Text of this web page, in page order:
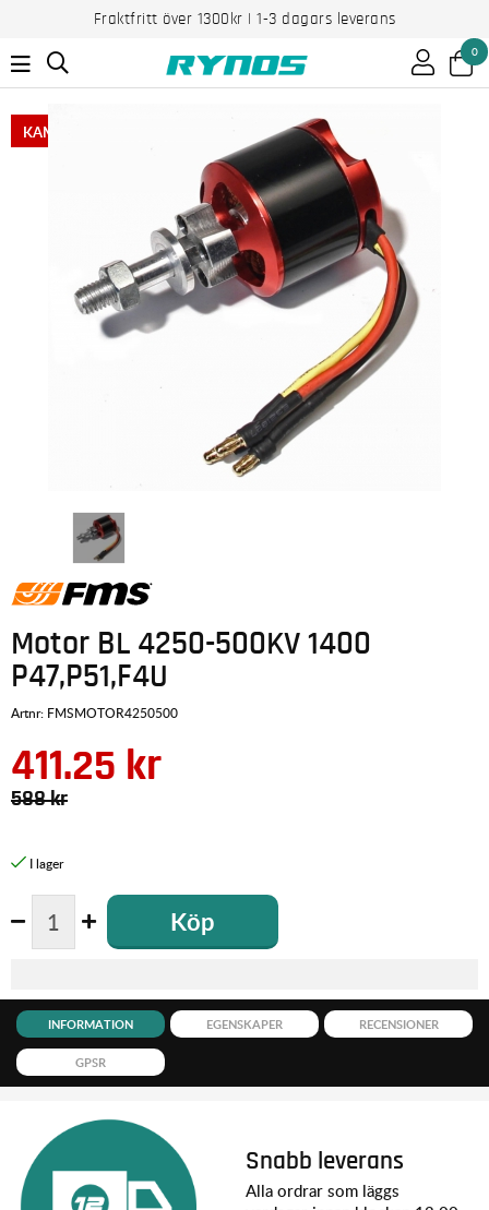
Fraktfritt över 1300kr | 1-3 dagars leverans
0
Motor BL 4250-500KV 1400
P47,P51,F4U
Artnr: FMSMOTOR4250500
588kr
411.25 kr
Köp
INFORMATION EGENSKAPER RECENSIONER
GPSR
Snabb leverans
Alla ordrar som läggs